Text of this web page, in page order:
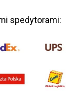
spedytorami: